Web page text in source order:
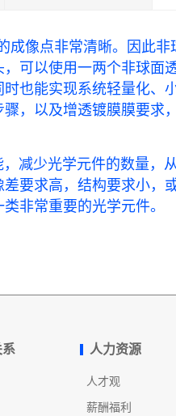
像点非常清晰。因此非
可以使用一两个非球面
也能实现系统轻量化、
，以及增透镀膜膜要求
少光学元件的数量，
要求高，结构要求小，
非常重要的光学元件。
系 人力资源
人才观
薪酬福利